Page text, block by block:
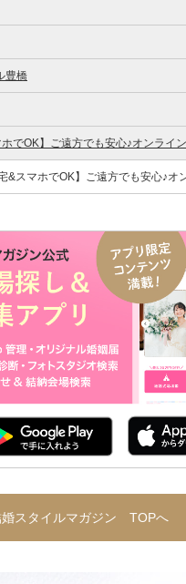
豊橋
ホでOK】ご遠方でも安心♪オンライ
婚スタイルマガジン TOPへ